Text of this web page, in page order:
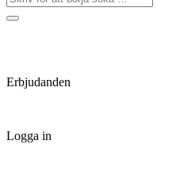
Erbjudanden
Logga in